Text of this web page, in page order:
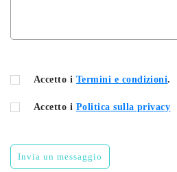
Accetto i Termini e condizioni.
Accetto i Politica sulla privacy
Invia un messaggio